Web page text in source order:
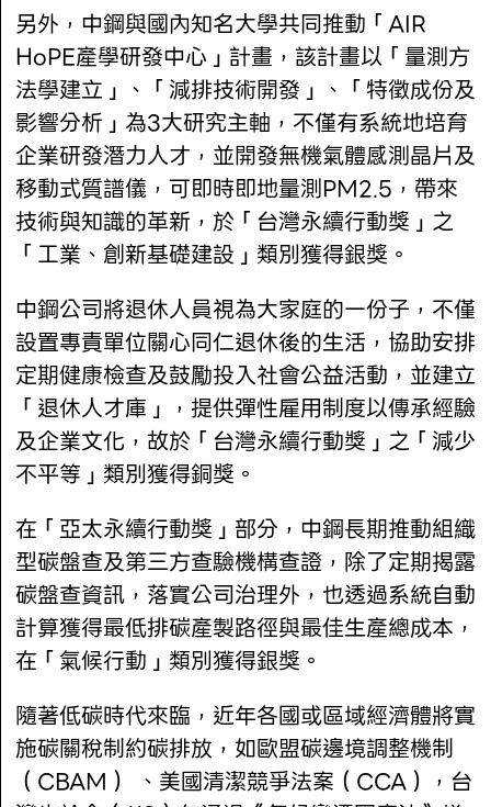
另外，中鋼與國內知名大學共同推動「AIR
HoPE產學研發中心」計畫，該計畫以「量測方
法學建立」、「減排技術開發」、「特徵成份及
影響分析」為3大研究主軸，不僅有系統地培育
企業研發潛力人才，並開發無機氣體感測晶片及
移動式質譜儀，可即時即地量測PM2.5，帶來
技術與知識的革新，於「台灣永續行動獎」之
「工業、創新基礎建設」類別獲得銀獎。
中鋼公司將退休人員視為大家庭的一份子，不僅
設置專責單位關心同仁退休後的生活，協助安排
定期健康檢查及鼓勵投入社會公益活動，並建立
「退休人才庫」，提供彈性雇用制度以傳承經驗
及企業文化，故於「台灣永續行動獎」之「減少
不平等」類別獲得銅獎。
在「亞太永續行動獎」部分，中鋼長期推動組織
型碳盤查及第三方查驗機構查證，除了定期揭露
碳盤查資訊，落實公司治理外，也透過系統自動
計算獲得最低排碳產製路徑與最佳生產總成本，
在「氣候行動」類別獲得銀獎。
隨著低碳時代來臨，近年各國或區域經濟體將實
施碳關稅制約碳排放，如歐盟碳邊境調整機制
（CBAM） 、美國清潔競爭法案（CCA），台